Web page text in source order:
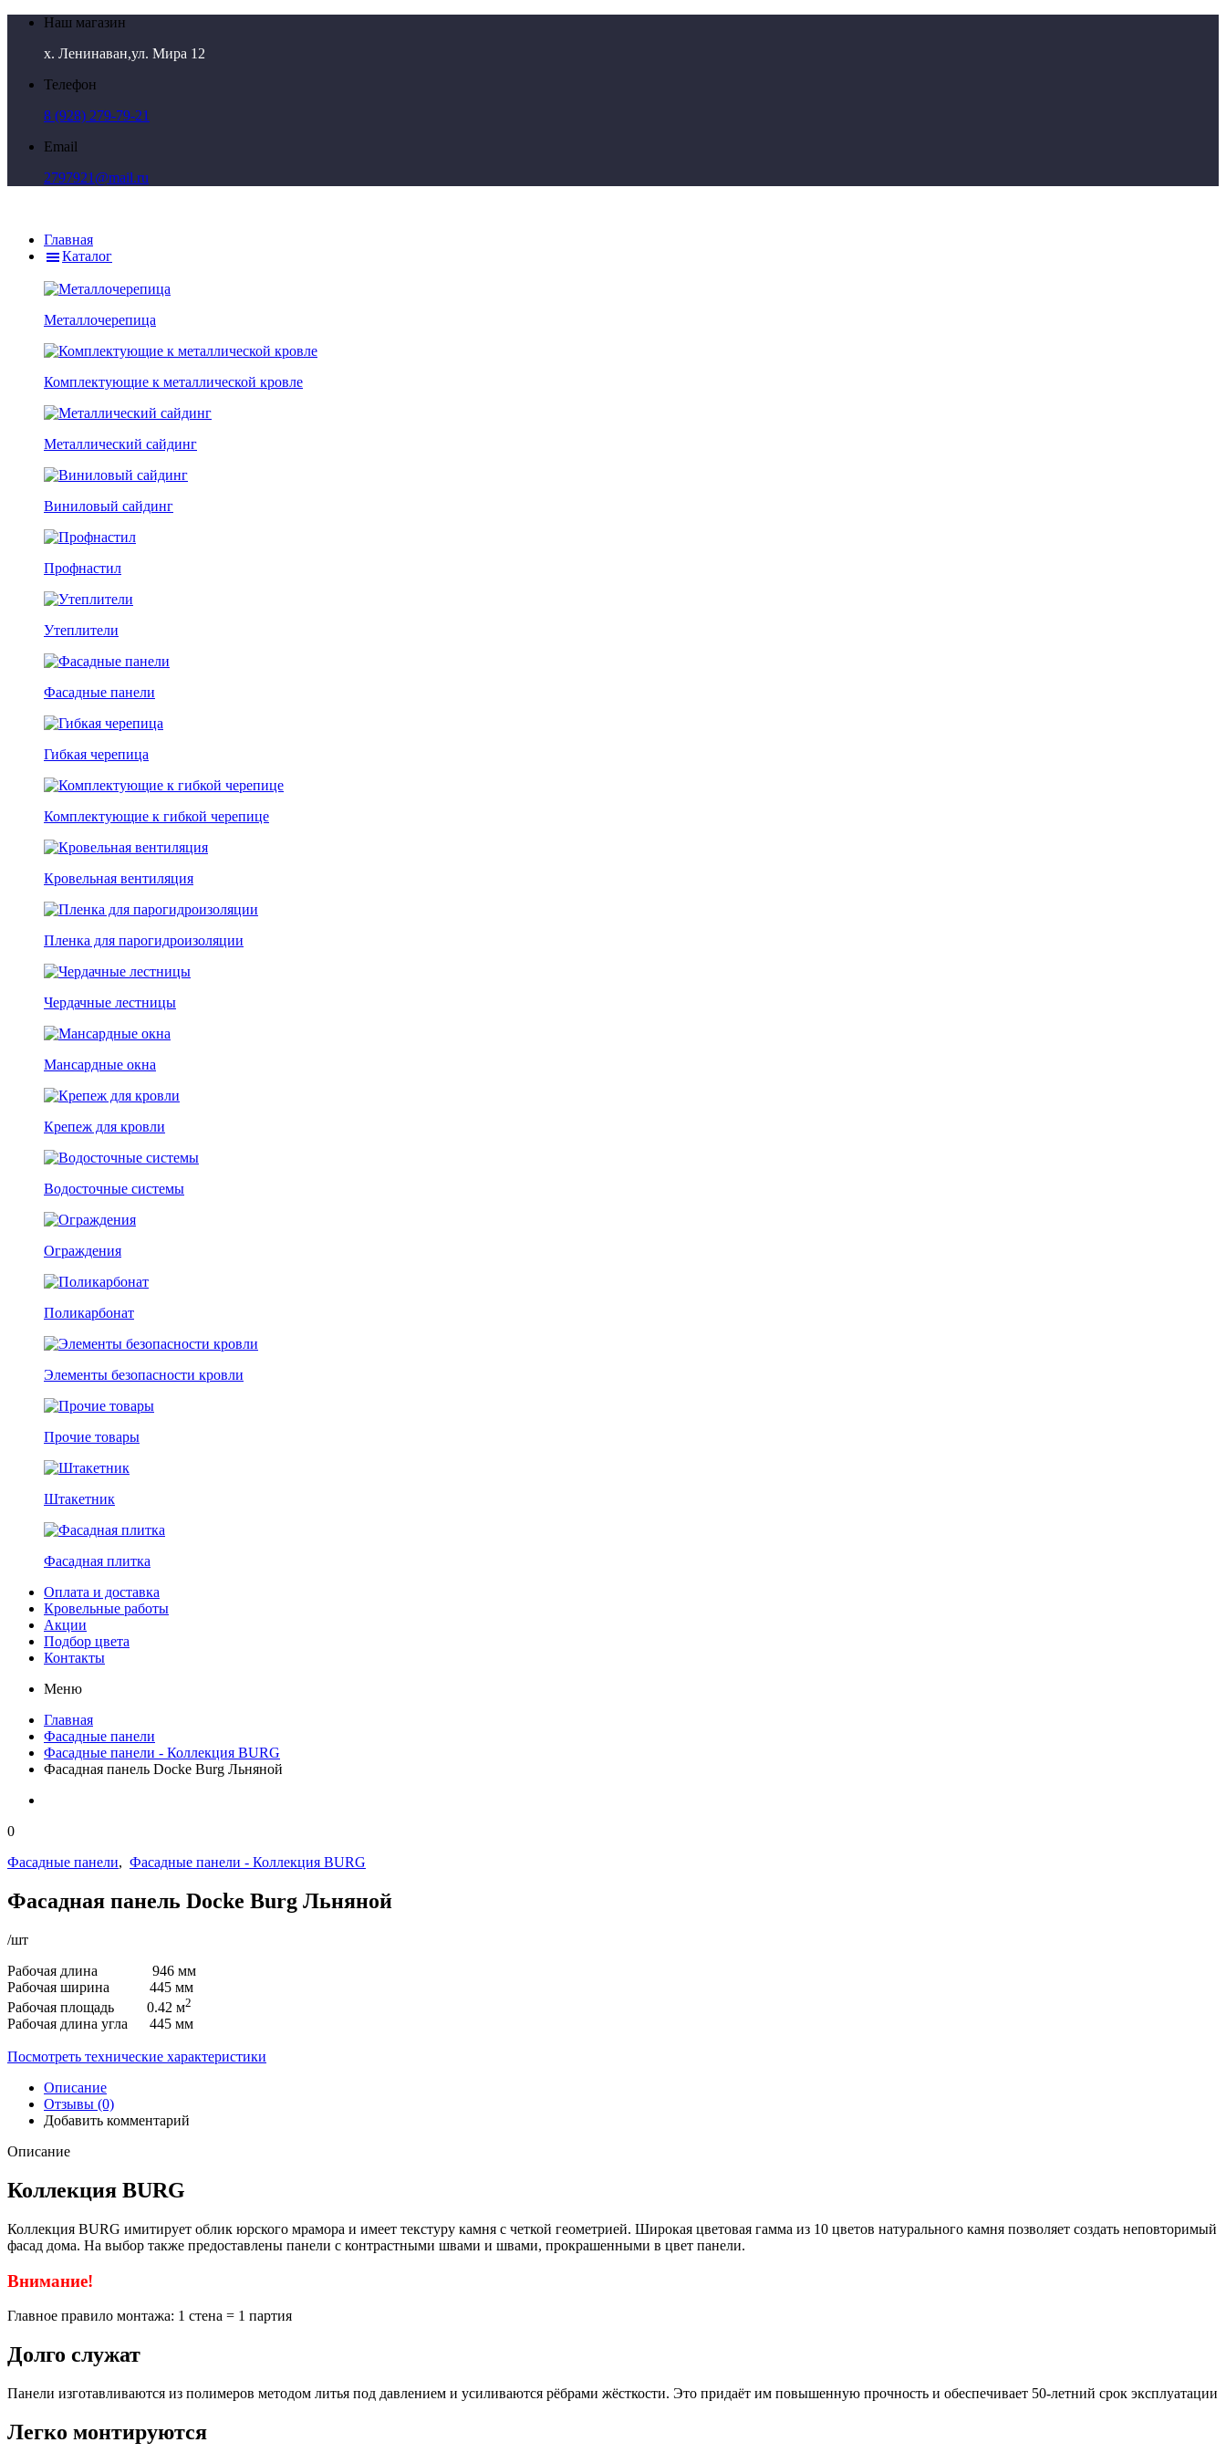
Наш магазин
х. Ленинаван,ул. Мира 12
Телефон
8 (928) 279-79-21
Email
2797921@mail.ru
Главная
Каталог
Металлочерепица
Комплектующие к металлической кровле
Металлический сайдинг
Виниловый сайдинг
Профнастил
Утеплители
Фасадные панели
Гибкая черепица
Комплектующие к гибкой черепице
Кровельная вентиляция
Пленка для парогидроизоляции
Чердачные лестницы
Мансардные окна
Крепеж для кровли
Водосточные системы
Ограждения
Поликарбонат
Элементы безопасности кровли
Прочие товары
Штакетник
Фасадная плитка
Оплата и доставка
Кровельные работы
Акции
Подбор цвета
Контакты
Меню
Главная
Фасадные панели
Фасадные панели - Коллекция BURG
Фасадная панель Docke Burg Льняной
0
Фасадные панели, Фасадные панели - Коллекция BURG
Фасадная панель Docke Burg Льняной
/шт
Рабочая длина 946 мм
Рабочая ширина 445 мм
Рабочая площадь 0.42 м2
Рабочая длина угла 445 мм
Посмотреть технические характеристики
Описание
Отзывы (0)
Добавить комментарий
Описание
Коллекция BURG
Коллекция BURG имитирует облик юрского мрамора и имеет текстуру камня с четкой геометрией. Широкая цветовая гамма из 10 цветов натурального камня позволяет создать неповторимый
фасад дома. На выбор также предоставлены панели с контрастными швами и швами, прокрашенными в цвет панели.
Внимание!
Главное правило монтажа: 1 стена = 1 партия
Долго служат
Панели изготавливаются из полимеров методом литья под давлением и усиливаются рёбрами жёсткости. Это придаёт им повышенную прочность и обеспечивает 50-летний срок эксплуатации
Легко монтируются